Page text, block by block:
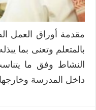
مقدمة أوراق العمل
بالمتعلم وتعنى بما
النشاط وفق ما
داخل المدرسة